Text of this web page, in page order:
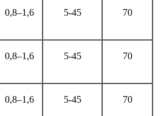
0,8–1,6 5-45 70
0,8–1,6 5-45 70
0,8–1,6 5-45 70